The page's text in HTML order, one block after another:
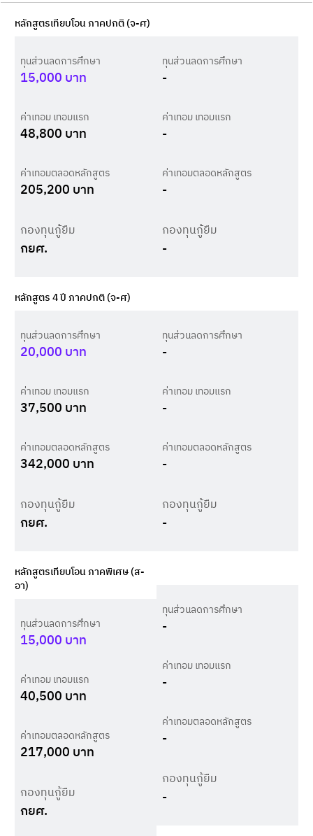
หลักสูตรเทียบโอน ภาคปกติ (จ-ศ)
ทุนส่วนลดการศึกษา
15,000 บาท
ค่าเทอม เทอมแรก
48,800 บาท
ค่าเทอมตลอดหลักสูตร
205,200 บาท
กองทุนกู้ยืม
กยศ.
หลักสูตร 4 ปี ภาคปกติ (จ-ศ)
ทุนส่วนลดการศึกษา
20,000 บาท
ค่าเทอม เทอมแรก
37,500 บาท
ค่าเทอมตลอดหลักสูตร
342,000 บาท
กองทุนกู้ยืม
กยศ.
หลักสูตรเทียบโอน ภาคพิเศษ (ส-
อา)
ทุนส่วนลดการศึกษา
15,000 บาท
ค่าเทอม เทอมแรก
40,500 บาท
ค่าเทอมตลอดหลักสูตร
217,000 บาท
กองทุนกู้ยืม
กยศ.
ทุนส่วนลดการศึกษา
-
ค่าเทอม เทอมแรก
-
ค่าเทอมตลอดหลักสูตร
-
กองทุนกู้ยืม
-
ทุนส่วนลดการศึกษา
-
ค่าเทอม เทอมแรก
-
ค่าเทอมตลอดหลักสูตร
-
กองทุนกู้ยืม
-
ทุนส่วนลดการศึกษา
-
ค่าเทอม เทอมแรก
-
ค่าเทอมตลอดหลักสูตร
-
กองทุนกู้ยืม
-